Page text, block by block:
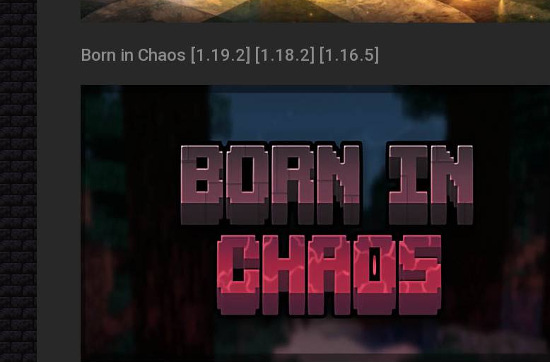
Born in Chaos [1.19.2] [1.18.2] [1.16.5]